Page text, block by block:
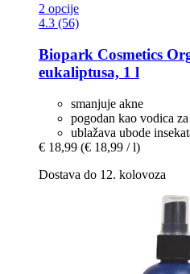
2 opcije
4.3 (56)
Biopark Cosmetics
eukaliptusa, 1 l
smanjuje akne
pogodan kao vodica za
ublažava ubode
€ 18,99 (€ 18,99 / l)
Dostava do 12. kolovoza